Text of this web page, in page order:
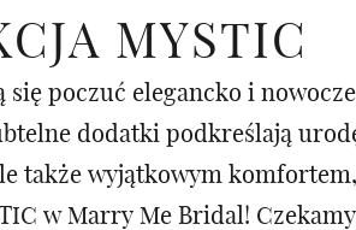
MYSTIC
poczuć elegancko i
dodatki podkreślają
także wyjątkowym
w Marry Me Bridal! Czekamy